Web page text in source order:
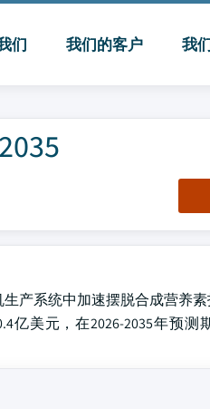
们 我们的客户 我
产系统中加速摆脱合成营养
亿美元，在2026-2035年预